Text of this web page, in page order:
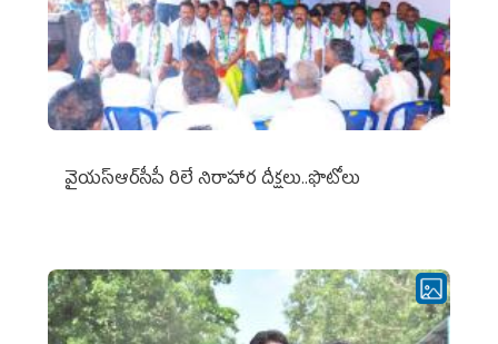
వైయ‌స్ఆర్‌సీపీ రిలే నిరాహార దీక్షలు..ఫొటోలు